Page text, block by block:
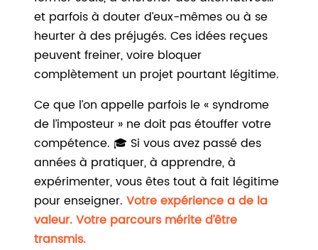
et parfois à douter d’eux-mêmes ou à se
heurter à des préjugés. Ces idées reçues
peuvent freiner, voire bloquer
complètement un projet pourtant légitime.
Ce que l’on appelle parfois le « syndrome
de l’imposteur » ne doit pas étouffer votre
compétence. 🎓 Si vous avez passé des
années à pratiquer, à apprendre, à
expérimenter, vous êtes tout à fait légitime
pour enseigner.Votre expérience a de la
valeur. Votre parcours mérite d’être
transmis.